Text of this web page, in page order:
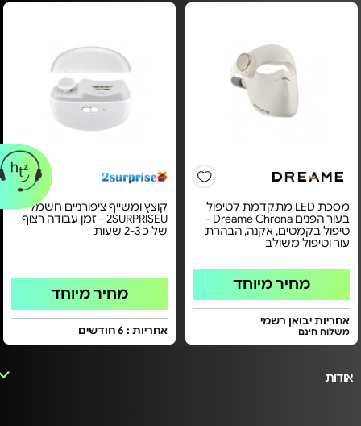
מסכת LED מתקדמת לטיפול
בעור הפנים Dreame Chrona -
טיפול בקמטים, אקנה, הבהרת
עור וטיפול משולב
מחיר מיוחד
אחריות יבואן רשמי
משלוח חינם
קוצץ ומשייף ציפורניים חשמלי
2SURPRISEU - זמן עבודה רצוף
של כ 2-3 שעות
מחיר מיוחד
אחריות : 6 חודשים
אודות